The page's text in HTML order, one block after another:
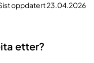
oppdatert 23.04.2026
etter?